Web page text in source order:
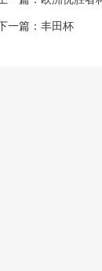
一篇： 丰田杯